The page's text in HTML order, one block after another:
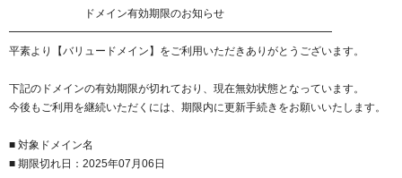
Value Domain Oneにログイン
Value Domain Oneアカウント作成
以下でも登録可能
ドメイン有効期限のお知らせ
━━━━━━━━━━━━━━━━━━━━━━━━━━━━━━
平素より【バリュードメイン】をご利用いただきありがとうございます。
下記のドメインの有効期限が切れており、現在無効状態となっています。
今後もご利用を継続いただくには、期限内に更新手続きをお願いいたします。
■ 対象ドメイン名
■ 期限切れ日：2025年07月06日